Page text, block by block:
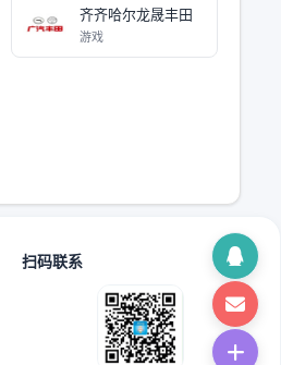
齐齐哈尔龙晟丰田
游戏
扫码联系